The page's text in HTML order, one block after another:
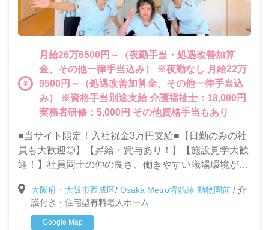
月給26万6500円～（夜勤手当・処遇改善加算
金、その他一律手当込み） ※夜勤なし 月給22万
9500円～（処遇改善加算金、その他一律手当込
み） ※資格手当別途支給 介護福祉士：18,000円
実務者研修：5,000円 その他資格手当もあり
■当サイト限定！入社祝金3万円支給■【日勤のみの社
員も大歓迎◎】【昇給・賞与あり！】【施設見学大歓
迎！】社員同士の仲の良さ、働きやすい職場環境が自
度で未経験・ブランクがある方も安心して働けます！
大阪府・大阪市西成区/ Osaka Metro堺筋線 動物園前 / 介
護付き・住宅型有料老人ホーム
Google Map